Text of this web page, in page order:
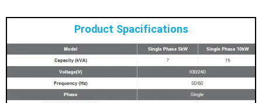
Product Spacifications